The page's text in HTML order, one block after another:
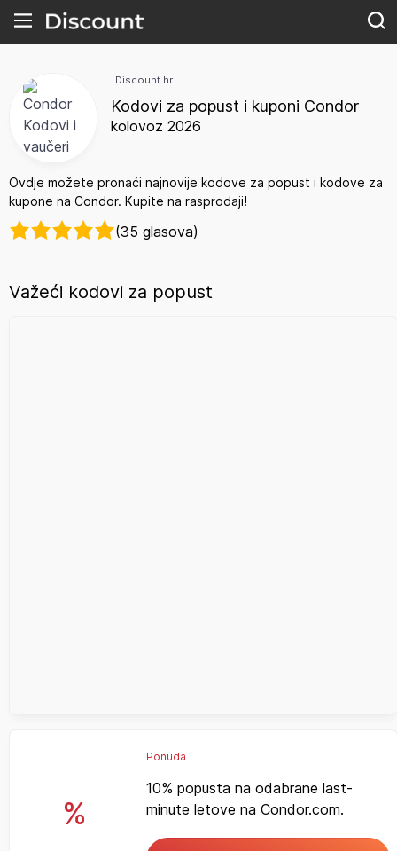
Discount.hr
Kodovi za popust i kuponi Condor
kolovoz 2026
Ovdje možete pronaći najnovije kodove za popust i kodove za
kupone na Condor. Kupite na rasprodaji!
(35 glasova)
Važeći kodovi za popust
%
Ponuda
10% popusta na odabrane last-
minute letove na Condor.com.